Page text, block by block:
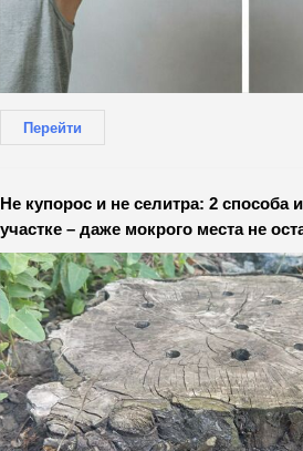
Перейти
Не купорос и не селитра: 2 способа
участке – даже мокрого места не